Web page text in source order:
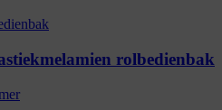
rolbedienbak